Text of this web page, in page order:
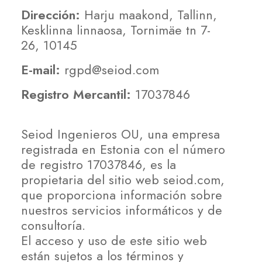
Dirección: Harju maakond, Tallinn,
Kesklinna linnaosa, Tornimäe tn 7-
26, 10145
E-mail: rgpd@seiod.com
Registro Mercantil: 17037846
Seiod Ingenieros OU, una empresa
registrada en Estonia con el número
de registro 17037846, es la
propietaria del sitio web seiod.com,
que proporciona información sobre
nuestros servicios informáticos y de
consultoría.
El acceso y uso de este sitio web
están sujetos a los términos y